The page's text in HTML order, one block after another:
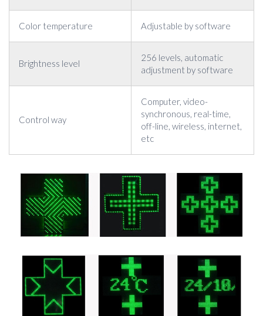
Color temperature Adjustable by software
Brightness level
256 levels, automatic
adjustment by software
Control way
Computer, video-
synchronous, real-time,
off-line, wireless, internet,
etc